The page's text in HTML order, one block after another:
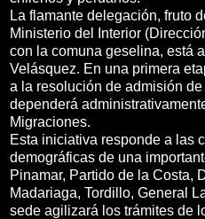
La flamante delegación, fruto
Ministerio del Interior
con la comuna geselina, está
Velásquez. En una primera
a la resolución de admisión
dependerá
Migraciones.
Esta iniciativa responde a las
demográficas de una
Pinamar, Partido de la Costa,
Madariaga, Tordillo, General
sede agilizará los trámites de